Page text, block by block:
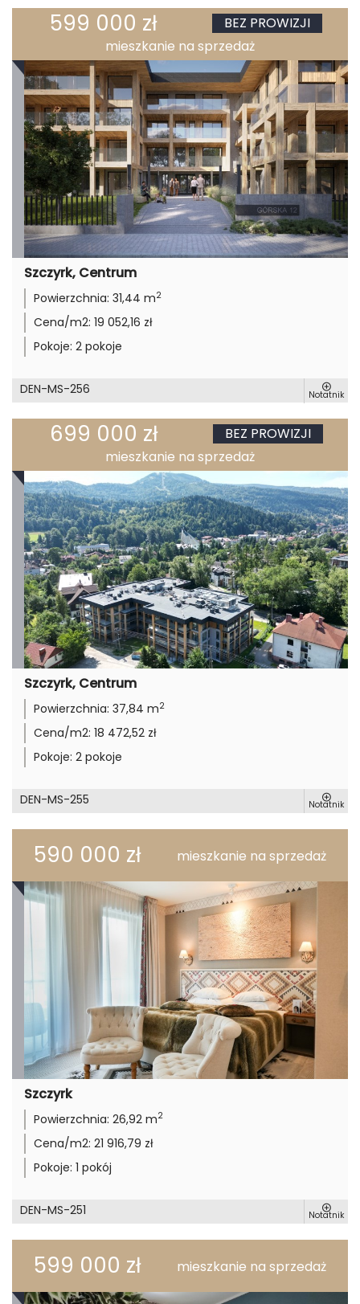
599 000 zł
BEZ PROWIZJI
mieszkanie na sprzedaż
Szczyrk, Centrum
Powierzchnia: 31,44 m2
Cena/m2: 19 052,16 zł
Pokoje: 2 pokoje
DEN-MS-256 Notatnik
699 000 zł
BEZ PROWIZJI
mieszkanie na sprzedaż
Szczyrk, Centrum
Powierzchnia: 37,84 m2
Cena/m2: 18 472,52 zł
Pokoje: 2 pokoje
DEN-MS-255 Notatnik
590 000 zł mieszkanie na sprzedaż
Szczyrk
Powierzchnia: 26,92 m2
Cena/m2: 21 916,79 zł
Pokoje: 1 pokój
DEN-MS-251 Notatnik
599 000 zł mieszkanie na sprzedaż